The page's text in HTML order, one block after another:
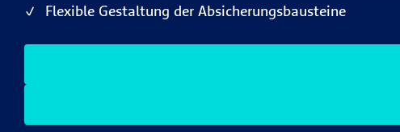
Flexible Gestaltung der Absicherungsbausteine